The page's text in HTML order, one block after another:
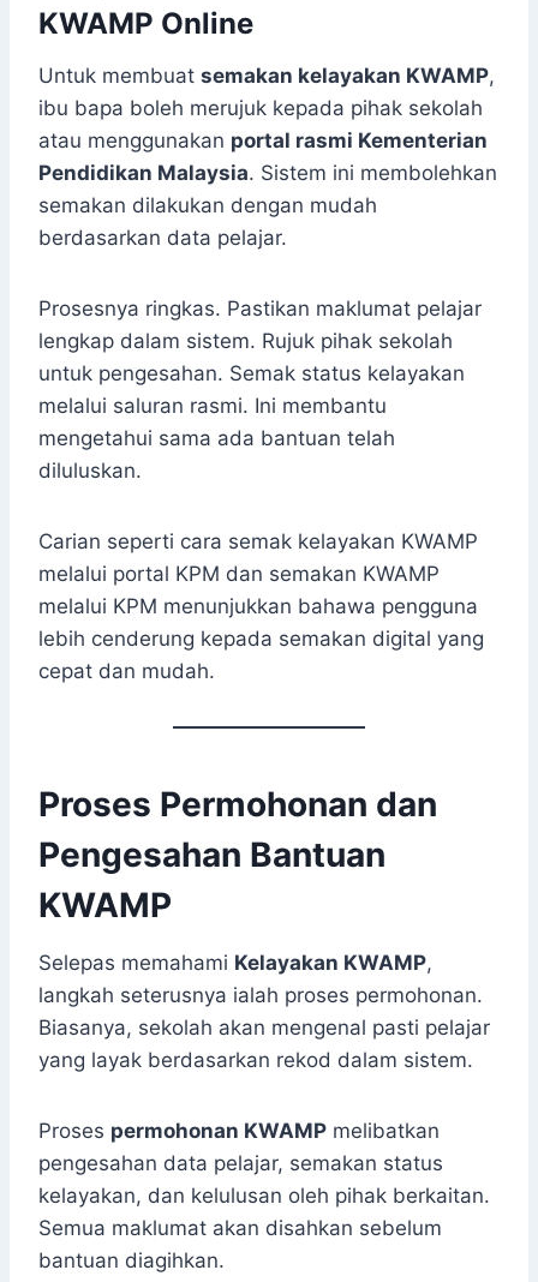
KWAMP Online
Untuk membuat semakan kelayakan KWAMP,
ibu bapa boleh merujuk kepada pihak sekolah
atau menggunakan portal rasmi Kementerian
Pendidikan Malaysia. Sistem ini membolehkan
semakan dilakukan dengan mudah
berdasarkan data pelajar.
Prosesnya ringkas. Pastikan maklumat pelajar
lengkap dalam sistem. Rujuk pihak sekolah
untuk pengesahan. Semak status kelayakan
melalui saluran rasmi. Ini membantu
mengetahui sama ada bantuan telah
diluluskan.
Carian seperti cara semak kelayakan KWAMP
melalui portal KPM dan semakan KWAMP
melalui KPM menunjukkan bahawa pengguna
lebih cenderung kepada semakan digital yang
cepat dan mudah.
Proses Permohonan dan
Pengesahan Bantuan
KWAMP
Selepas memahami Kelayakan KWAMP,
langkah seterusnya ialah proses permohonan.
Biasanya, sekolah akan mengenal pasti pelajar
yang layak berdasarkan rekod dalam sistem.
Proses permohonan KWAMP melibatkan
pengesahan data pelajar, semakan status
kelayakan, dan kelulusan oleh pihak berkaitan.
Semua maklumat akan disahkan sebelum
bantuan diagihkan.